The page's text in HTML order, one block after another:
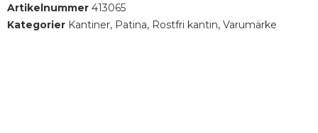
Artikelnummer 413065
Kategorier Kantiner, Patina, Rostfri kantin, Varumärke